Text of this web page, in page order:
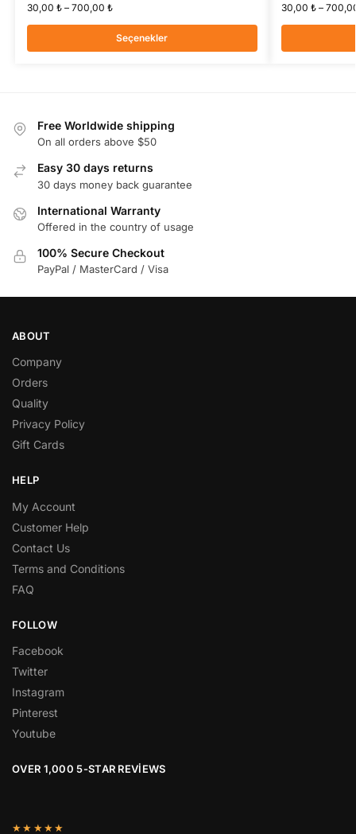
30,00 ₺ – 700,00 ₺
Seçenekler
30,00 ₺ –
Free Worldwide shipping
On all orders above $50
Easy 30 days returns
30 days money back guarantee
International Warranty
Offered in the country of usage
100% Secure Checkout
PayPal / MasterCard / Visa
ABOUT
Company
Orders
Quality
Privacy Policy
Gift Cards
HELP
My Account
Customer Help
Contact Us
Terms and Conditions
FAQ
FOLLOW
Facebook
Twitter
Instagram
Pinterest
Youtube
OVER 1,000 5-STAR REVIEWS
★★★★★